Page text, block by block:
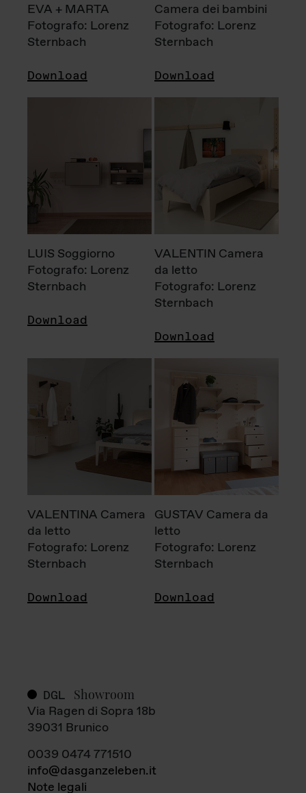
EVA + MARTA
Fotografo: Lorenz
Sternbach
Download
Camera dei bambini
Fotografo: Lorenz
Sternbach
Download
LUIS Soggiorno
Fotografo: Lorenz
Sternbach
Download
VALENTIN Camera
da letto
Fotografo: Lorenz
Sternbach
Download
VALENTINA Camera
da letto
Fotografo: Lorenz
Sternbach
Download
GUSTAV Camera da
letto
Fotografo: Lorenz
Sternbach
Download
DGL Showroom
Via Ragen di Sopra 18b
39031 Brunico
0039 0474 771510
info@dasganzeleben.it
Note legali